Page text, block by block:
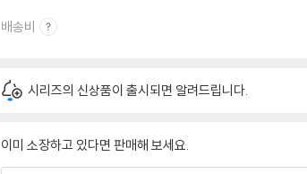
배송비
시리즈의 신상품이 출시되면 알려드립니다.
이미 소장하고 있다면 판매해 보세요.